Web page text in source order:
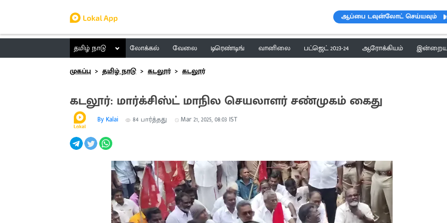
ஆப்பை டவுன்லோட் செய்யவும்
தமிழ் நாடு லோக்கல் வேலை டிரெண்டிங் வானிலை பட்ஜெட் 2023-24 ஆரோக்கியம் இன்றைய
முகப்பு
தமிழ் நாடு கடலூர் கடலூர்
கடலூர்: மார்க்சிஸ்ட் மாநில செயலாளர் சண்முகம் கைது
By Kalai 84 பார்த்தது Mar 21, 2025, 08:03 IST